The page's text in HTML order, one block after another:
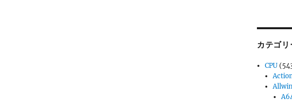
カテゴリ
CPU